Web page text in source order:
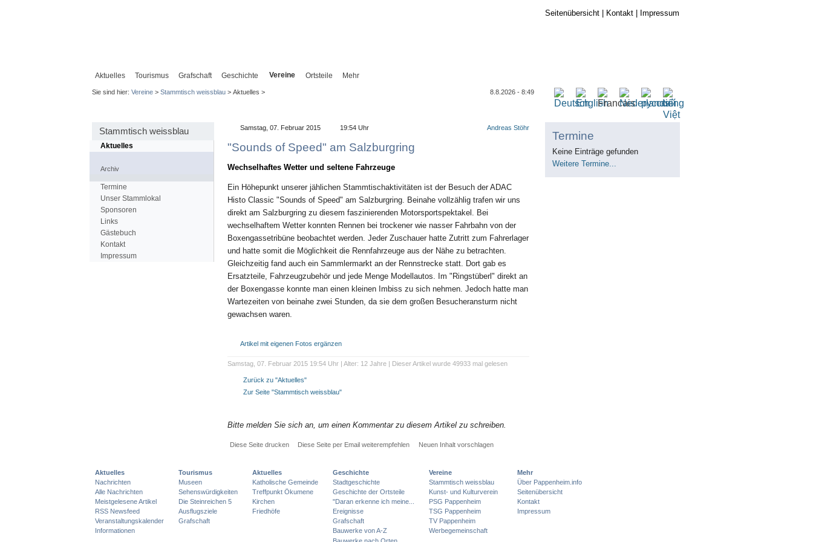
Seitenübersicht| Kontakt| Impressum
Aktuelles Tourismus Grafschaft Geschichte Vereine Ortsteile Mehr
Sie sind hier: Vereine> Stammtisch weissblau> Aktuelles > 8.8.2026 - 8:49
Stammtisch weissblau
Aktuelles
Archiv
Termine
Unser Stammlokal
Sponsoren
Links
Gästebuch
Kontakt
Impressum
Termine
Keine Einträge gefunden
Weitere Termine...
Samstag, 07. Februar 2015 19:54 Uhr Andreas Stöhr
"Sounds of Speed" am Salzburgring
Wechselhaftes Wetter und seltene Fahrzeuge
Ein Höhepunkt unserer jählichen Stammtischaktivitäten ist der Besuch der ADAC
Histo Classic "Sounds of Speed" am Salzburgring. Beinahe vollzählig trafen wir uns
direkt am Salzburgring zu diesem faszinierenden Motorsportspektakel. Bei
wechselhaftem Wetter konnten Rennen bei trockener wie nasser Fahrbahn von der
Boxengassetribüne beobachtet werden. Jeder Zuschauer hatte Zutritt zum Fahrerlager
und hatte somit die Möglichkeit die Rennfahrzeuge aus der Nähe zu betrachten.
Gleichzeitig fand auch ein Sammlermarkt an der Rennstrecke statt. Dort gab es
Ersatzteile, Fahrzeugzubehör und jede Menge Modellautos. Im "Ringstüberl" direkt an
der Boxengasse konnte man einen kleinen Imbiss zu sich nehmen. Jedoch hatte man
Wartezeiten von beinahe zwei Stunden, da sie dem großen Besucheransturm nicht
gewachsen waren.
Artikel mit eigenen Fotos ergänzen
Samstag, 07. Februar 2015 19:54 Uhr | Alter: 12 Jahre | Dieser Artikel wurde 49933 mal gelesen
Zurück zu "Aktuelles"
Zur Seite "Stammtisch weissblau"
Bitte melden Sie sich an, um einen Kommentar zu diesem Artikel zu schreiben.
Diese Seite drucken Diese Seite per Email weiterempfehlen Neuen Inhalt vorschlagen
Aktuelles
Nachrichten
Alle Nachrichten
Meistgelesene Artikel
RSS Newsfeed
Veranstaltungskalender
Informationen
Tourismus
Museen
Sehenswürdigkeiten
Die Steinreichen 5
Ausflugsziele
Grafschaft
Aktuelles
Katholische Gemeinde
Treffpunkt Ökumene
Kirchen
Friedhöfe
Geschichte
Stadtgeschichte
Geschichte der Ortsteile
"Daran erkenne ich meine...
Ereignisse
Grafschaft
Bauwerke von A-Z
Bauwerke nach Orten
Vereine
Stammtisch weissblau
Kunst- und Kulturverein
PSG Pappenheim
TSG Pappenheim
TV Pappenheim
Werbegemeinschaft
Mehr
Über Pappenheim.info
Seitenübersicht
Kontakt
Impressum